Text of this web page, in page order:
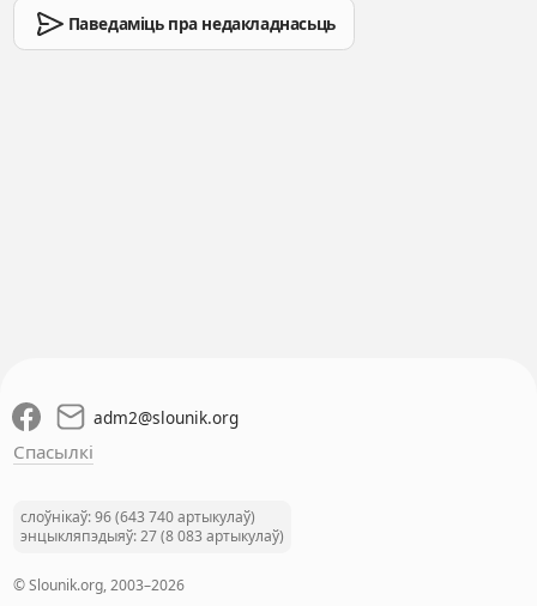
Паведаміць пра недакладнасьць
adm2@slounik.org
Спасылкі
слоўнікаў: 96 (643 740 артыкулаў)
энцыкляпэдыяў: 27 (8 083 артыкулаў)
© Slounik.org, 2003–2026